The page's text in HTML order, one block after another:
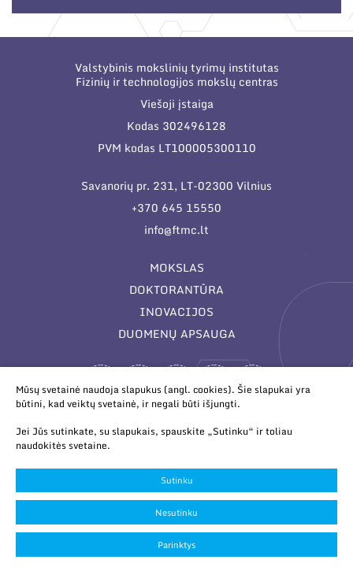
Valstybinis mokslinių tyrimų institutas
Fizinių ir technologijos mokslų centras
Viešoji įstaiga
Kodas 302496128
PVM kodas LT100005300110
Savanorių pr. 231, LT-02300 Vilnius
+370 645 15550
info@ftmc.lt
MOKSLAS
DOKTORANTŪRA
INOVACIJOS
DUOMENŲ APSAUGA
© 2026 Valstybinis mokslinių tyrimų institutas Fizinių ir
technologijos mokslų centras. Duomenys kaupiami ir saugomi
Juridinių asmenų registre.
Slapukų parinktys
Duomenų apsauga
Sukurta:TEXUS
Mūsų svetainė naudoja slapukus (angl. cookies). Šie slapukai yra
būtini, kad veiktų svetainė, ir negali būti išjungti.
Jei Jūs sutinkate, su slapukais, spauskite „Sutinku“ ir toliau
naudokitės svetaine.
Sutinku
Nesutinku
Parinktys